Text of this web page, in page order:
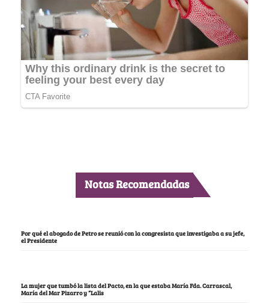
Notas Recomendadas
Por qué el abogado de Petro se reunió con la congresista que investigaba a su jefe,
el Presidente
La mujer que tumbó la lista del Pacto, en la que estaba María Fda. Carrascal,
María del Mar Pizarro y “Lalis